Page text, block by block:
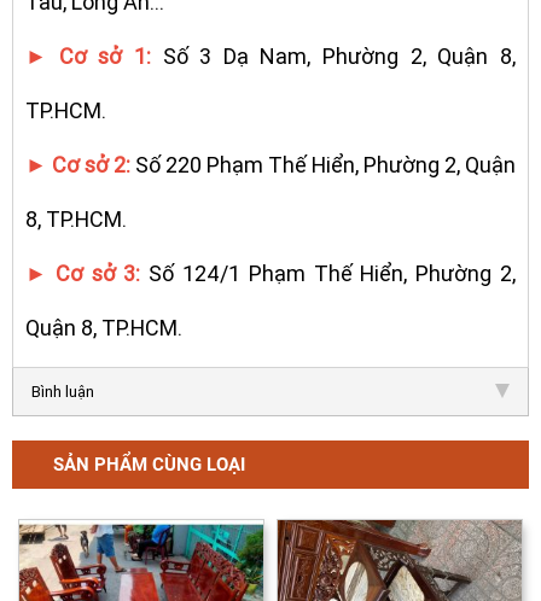
► Cơ sở 1:Số 3 Dạ Nam, Phường 2, Quận 8,
TP.HCM.
► Cơ sở 2: Số 220 Phạm Thế Hiển, Phường 2, Quận
8, TP.HCM.
► Cơ sở 3: Số 124/1 Phạm Thế Hiển, Phường 2,
Quận 8, TP.HCM.
Bình luận
SẢN PHẨM CÙNG LOẠI